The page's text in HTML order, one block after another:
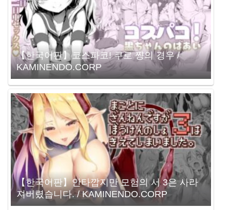
【한국어판】코스파코! 쿠로 쨩의 경우 /
KAMINENDO.CORP
【한국어판】안타깝지만 모험의 서 3은 사라
져버렸습니다. / KAMINENDO.CORP